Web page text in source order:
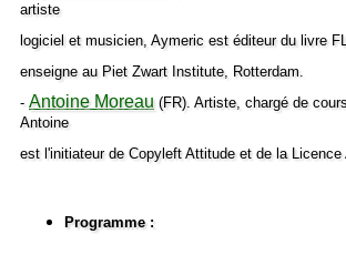
artiste
logiciel et musicien, Aymeric est éditeur du livre
enseigne au Piet Zwart Institute, Rotterdam.
- Antoine Moreau(FR). Artiste, chargé de
Antoine
est l'initiateur de Copyleft Attitude et de la Licence
Programme :